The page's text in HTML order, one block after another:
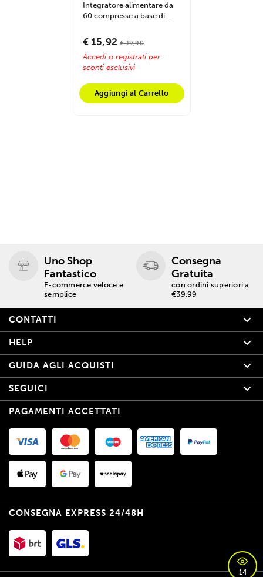
Integratore alimentare da
60 compresse a base di
Amminobutirrico (GABA),...
€ 15,92 € 19,90
Accedi o registrati per
sconti esclusivi
Aggiungi al Carrello
Uno Shop
Fantastico
E-commerce veloce e
semplice
Consegna
Gratuita
con ordini superiori a
€39,99
CONTATTI
HELP
GUIDA AGLI ACQUISTI
SEGUICI
PAGAMENTI ACCETTATI
CONSEGNA EXPRESS 24/48H
14